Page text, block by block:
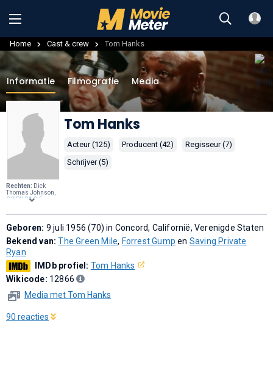
Home Cast & crew Tom Hanks
Rechten: Dick
Thomas Johnson,
CC BY-SA 2.5 , via
Commons.
Informatie Filmografie Media
Tom Hanks
Acteur (125) Producent (42)
Regisseur (7)
Schrijver (5)
Geboren: 9 juli 1956 (70) in Concord, Californië, Verenigde Staten
Bekend van:The Green Mile, Forrest Gump en Saving Private
Ryan
IMDb profiel: Tom Hanks
Wikicode: 12866
Media met Tom Hanks
90 reacties